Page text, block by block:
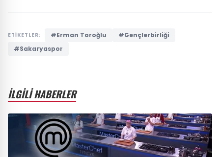
ETİKETLER: #Erman Toroğlu
#Gençlerbirliği
#Sakaryaspor
İLGİLİ HABERLER